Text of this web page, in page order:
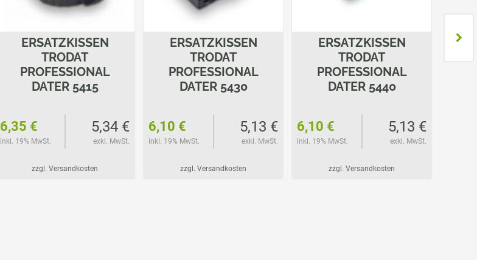
ERSATZKISSEN
TRODAT
PROFESSIONAL
DATER 5415
6,35 €
inkl. 19% MwSt.
5,34 €
exkl. MwSt.
zzgl. Versandkosten
ERSATZKISSEN
TRODAT
PROFESSIONAL
DATER 5430
6,10 €
inkl. 19% MwSt.
5,13 €
exkl. MwSt.
zzgl. Versandkosten
ERSATZKISSEN
TRODAT
PROFESSIONAL
DATER 5440
6,10 €
inkl. 19% MwSt.
5,13 €
exkl. MwSt.
zzgl. Versandkosten